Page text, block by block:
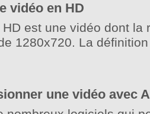
vidéo en HD
est une vidéo dont la
1280x720. La
une vidéo avec